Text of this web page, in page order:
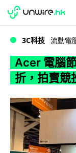
WWDC 2026
3C科技 流動電
Acer 電腦
折，拍賣競